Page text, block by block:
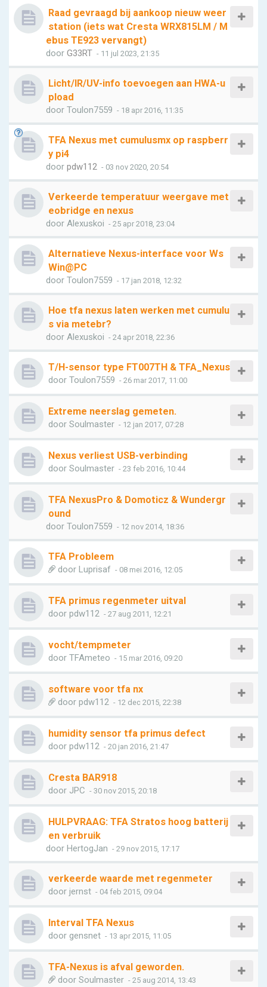
Raad gevraagd bij aankoop nieuw weer
station (iets wat Cresta WRX815LM / M
ebus TE923 vervangt)
door G33RT - 11 jul 2023, 21:35
Licht/IR/UV-info toevoegen aan HWA-u
pload
door Toulon7559 - 18 apr 2016, 11:35
TFA Nexus met cumulusmx op raspberr
y pi4
door pdw112 - 03 nov 2020, 20:54
Verkeerde temperatuur weergave met
eobridge en nexus
door Alexuskoi - 25 apr 2018, 23:04
Alternatieve Nexus-interface voor Ws
Win@PC
door Toulon7559 - 17 jan 2018, 12:32
Hoe tfa nexus laten werken met cumulu
s via metebr?
door Alexuskoi - 24 apr 2018, 22:36
T/H-sensor type FT007TH & TFA_Nexus
door Toulon7559 - 26 mar 2017, 11:00
Extreme neerslag gemeten.
door Soulmaster - 12 jan 2017, 07:28
Nexus verliest USB-verbinding
door Soulmaster - 23 feb 2016, 10:44
TFA NexusPro & Domoticz & Wundergr
ound
door Toulon7559 - 12 nov 2014, 18:36
TFA Probleem
door Luprisaf - 08 mei 2016, 12:05
TFA primus regenmeter uitval
door pdw112 - 27 aug 2011, 12:21
vocht/tempmeter
door TFAmeteo - 15 mar 2016, 09:20
software voor tfa nx
door pdw112 - 12 dec 2015, 22:38
humidity sensor tfa primus defect
door pdw112 - 20 jan 2016, 21:47
Cresta BAR918
door JPC - 30 nov 2015, 20:18
HULPVRAAG: TFA Stratos hoog batterij
en verbruik
door HertogJan - 29 nov 2015, 17:17
verkeerde waarde met regenmeter
door jernst - 04 feb 2015, 09:04
Interval TFA Nexus
door gensnet - 13 apr 2015, 11:05
TFA-Nexus is afval geworden.
door Soulmaster - 25 aug 2014, 13:43